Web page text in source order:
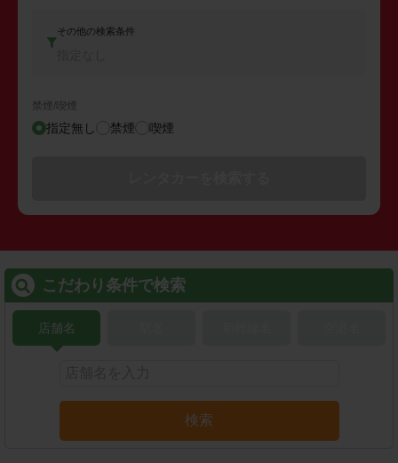
その他の検索条件
禁煙/喫煙
指定無し 禁煙 喫煙
こだわり条件で検索
店舗名
検索